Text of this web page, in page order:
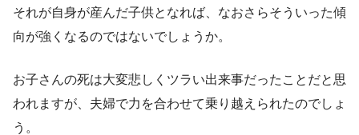
それが自身が産んだ子供となれば、なおさらそういった傾
向が強くなるのではないでしょうか。
お子さんの死は大変悲しくツラい出来事だったことだと思
われますが、夫婦で力を合わせて乗り越えられたのでしょ
う。